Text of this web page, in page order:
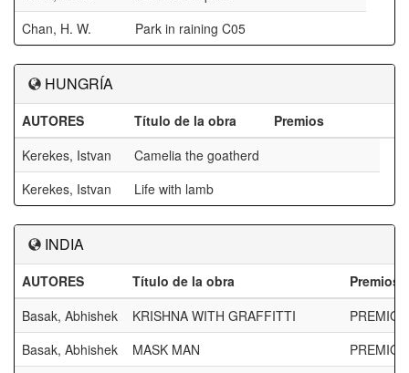
Chan, H. W.
Park in raining C05
HUNGRÍA
AUTORES Título de la obra
Premios
Kerekes, Istvan
Camelia the goatherd
Kerekes, Istvan
Life with lamb
INDIA
AUTORES Título de la obra
Premios
Basak, Abhishek
KRISHNA WITH GRAFFITTI
PREMIO
Basak, Abhishek
MASK MAN
PREMIO